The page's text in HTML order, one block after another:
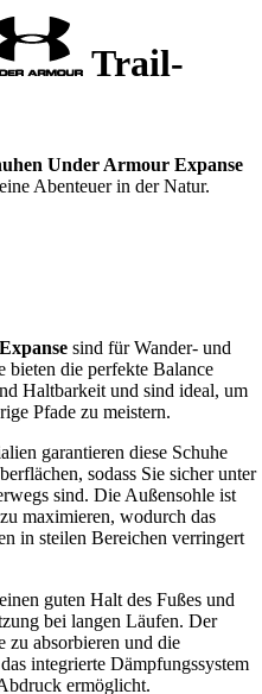
Trail-
Under Armour Expanse
Abenteuer in der Natur.
sind für Wander- und
bieten die perfekte Balance
Haltbarkeit und sind ideal, um
Pfade zu meistern.
garantieren diese Schuhe
sodass Sie sicher unter
sind. Die Außensohle ist
maximieren, wodurch das
in steilen Bereichen verringert
guten Halt des Fußes und
bei langen Läufen. Der
zu absorbieren und die
integrierte Dämpfungssystem
ermöglicht.